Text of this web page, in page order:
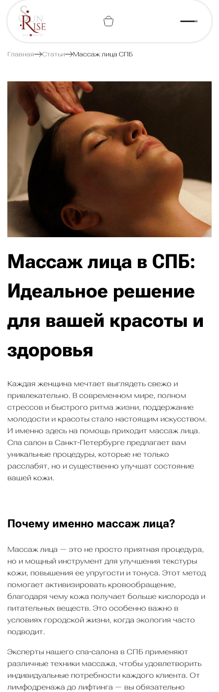
Главная Статьи Массаж лица СПБ
Массаж лица в СПБ:
Идеальное решение
для вашей красоты и
здоровья
Каждая женщина мечтает выглядеть свежо и
привлекательно. В современном мире, полном
стрессов и быстрого ритма жизни, поддержание
молодости и красоты стало настоящим искусством.
И именно здесь на помощь приходит массаж лица.
Спа салон в Санкт-Петербурге предлагает вам
уникальные процедуры, которые не только
расслабят, но и существенно улучшат состояние
вашей кожи.
Почему именно массаж лица?
Массаж лица — это не просто приятная процедура,
но и мощный инструмент для улучшения текстуры
кожи, повышения ее упругости и тонуса. Этот метод
помогает активизировать кровообращение,
благодаря чему кожа получает больше кислорода и
питательных веществ. Это особенно важно в
условиях городской жизни, когда экология часто
подводит.
Эксперты нашего спа-салона в СПБ применяют
различные техники массажа, чтобы удовлетворить
индивидуальные потребности каждого клиента. От
лимфодренажа до лифтинга — вы обязательно